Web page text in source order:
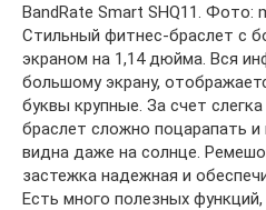
BandRate Smart SHQ11. Фото:
Стильный фитнес-браслет с
экраном на 1,14 дюйма. Вся
большому экрану,
буквы крупные. За счет слегка
браслет сложно поцарапать
видна даже на солнце.
застежка надежная и
Есть много полезных